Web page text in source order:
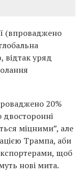
(впроваджено
відтак уряд
20%
міцними”, але
Трампа, аби
щоб
нові мита.